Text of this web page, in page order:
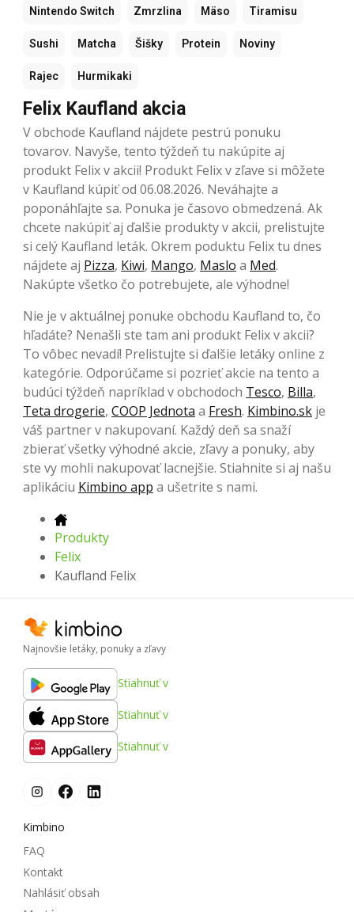
Nintendo Switch Zmrzlina Mäso Tiramisu
Sushi Matcha Šišky Protein Noviny
Rajec Hurmikaki
Felix Kaufland akcia
V obchode Kaufland nájdete pestrú ponuku
tovarov. Navyše, tento týždeň tu nakúpite aj
produkt Felix v akcii! Produkt Felix v zľave si môžete
v Kaufland kúpiť od 06.08.2026. Neváhajte a
poponáhľajte sa. Ponuka je časovo obmedzená. Ak
chcete nakúpiť aj ďalšie produkty v akcii, prelistujte
si celý Kaufland leták. Okrem poduktu Felix tu dnes
nájdete aj Pizza, Kiwi, Mango, Maslo a Med.
Nakúpte všetko čo potrebujete, ale výhodne!
Nie je v aktuálnej ponuke obchodu Kaufland to, čo
hľadáte? Nenašli ste tam ani produkt Felix v akcii?
To vôbec nevadí! Prelistujte si ďalšie letáky online z
kategórie. Odporúčame si pozrieť akcie na tento a
budúci týždeň napríklad v obchodoch Tesco, Billa,
Teta drogerie, COOP Jednota a Fresh. Kimbino.sk je
váš partner v nakupovaní. Každý deň sa snaží
zbierať všetky výhodné akcie, zľavy a ponuky, aby
ste vy mohli nakupovať lacnejšie. Stiahnite si aj našu
aplikáciu Kimbino app a ušetrite s nami.
Produkty
Felix
Kaufland Felix
Najnovšie letáky, ponuky a zľavy
Stiahnuť v
Stiahnuť v
Stiahnuť v
Kimbino
FAQ
Kontakt
Nahlásiť obsah